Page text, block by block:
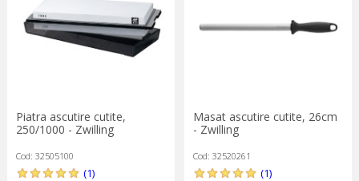
Piatra ascutire cutite,
250/1000 - Zwilling
Cod: 32505100
(1)
Masat ascutire cutite, 26cm
- Zwilling
Cod: 32520261
(1)